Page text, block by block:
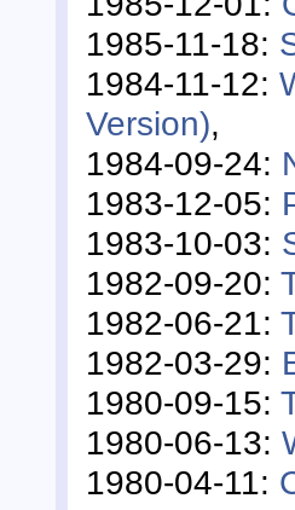
1985-11-18:
1984-11-12:
Version),
1984-09-24:
1983-12-05:
1983-10-03:
1982-09-20:
1982-06-21:
1982-03-29:
1980-09-15:
1980-06-13:
1980-04-11: